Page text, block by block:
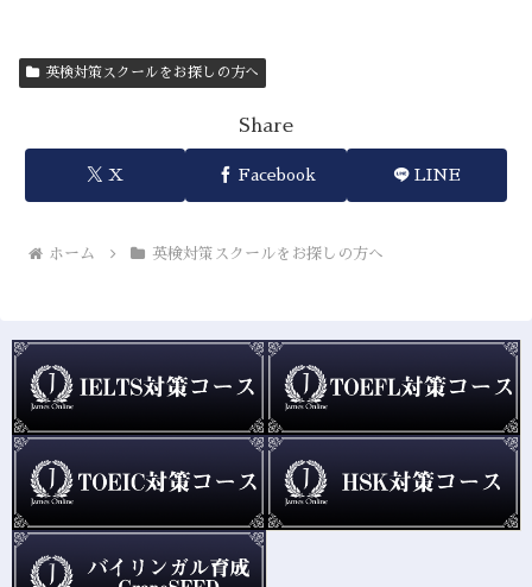
英検対策スクールをお探しの方へ
Share
X Facebook LINE
ホーム 英検対策スクールをお探しの方へ